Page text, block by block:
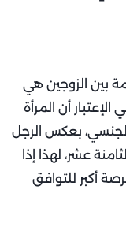
بين الزوجين هي
أن المرأة
بعكس الرجل
عشر، لهذا إذا
أكبر للتوافق